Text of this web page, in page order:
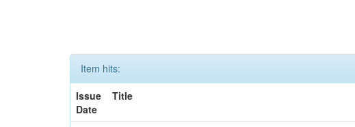
Item hits:
Issue
Date
Title